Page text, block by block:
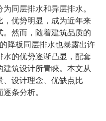
同层排水和异层排水。
，优势明显，成为近年来
。然而，随着建筑品质的
降板同层排水也暴露出许
水的优势逐渐凸显，配套
筑设计所青睐。本文从
、设计理念、优缺点比
条分析。